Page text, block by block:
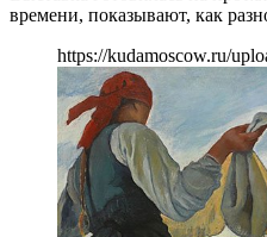
времени, показывают, как
https://kudamoscow.ru/